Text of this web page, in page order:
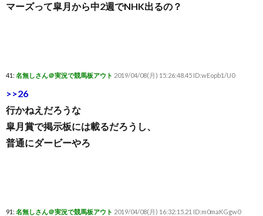
マーズって皐月から中2週でNHK出るの？
41: 名無しさん＠実況で競馬板アウト 2019/04/08(月) 15:26:48.45 ID:wEopb1/U0
>>26
行かねえだろうな
皐月賞で掲示板には載るだろうし、
普通にダービーやろ
91: 名無しさん＠実況で競馬板アウト 2019/04/08(月) 16:32:15.21 ID:m0maKGgw0